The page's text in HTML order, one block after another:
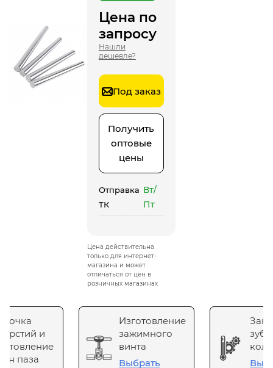
Цена по
запросу
Нашли
дешевле?
Под заказ
Получить
оптовые
цены
Отправка
ТК
Вт/
Пт
Цена действительна
только для интернет-
магазина и может
отличаться от цен в
розничных магазинах
и
паза
Изготовление
зажимного
винта
Выбрать